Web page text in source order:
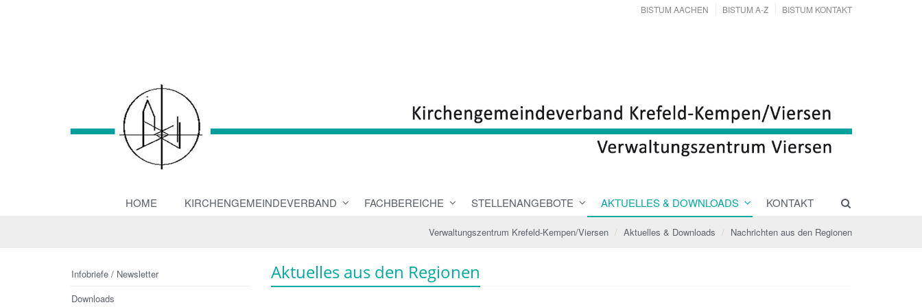
BISTUM AACHEN BISTUM A-Z BISTUM KONTAKT
HOME KIRCHENGEMEINDEVERBAND FACHBEREICHE STELLENANGEBOTE AKTUELLES & DOWNLOADS KONTAKT
Verwaltungszentrum Krefeld-Kempen/Viersen Aktuelles & Downloads Nachrichten aus den Regionen
Aktuelles aus den Regionen
Infobriefe / Newsletter
Downloads